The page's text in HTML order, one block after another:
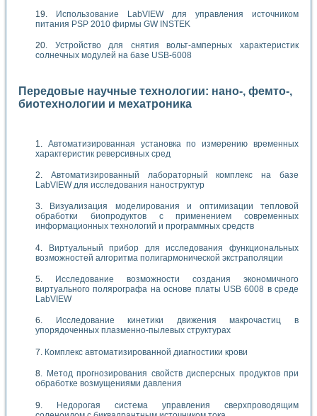
Использование LabVIEW для управления источником
питания PSP 2010 фирмы GW INSTEK
Устройство для снятия вольт-амперных характеристик
солнечных модулей на базе USB-6008
Передовые научные технологии: нано-, фемто-,
биотехнологии и мехатроника
Автоматизированная установка по измерению временных
характеристик реверсивных сред
Автоматизированный лабораторный комплекс на базе
LabVIEW для исследования наноструктур
Визуализация моделирования и оптимизации тепловой
обработки биопродуктов с применением современных
информационных технологий и программных средств
Виртуальный прибор для исследования функциональных
возможностей алгоритма полигармонической экстраполяции
Исследование возможности создания экономичного
виртуального полярографа на основе платы USB 6008 в среде
LabVIEW
Исследование кинетики движения макрочастиц в
упорядоченных плазменно-пылевых структурах
Комплекс автоматизированной диагностики крови
Метод прогнозирования свойств дисперсных продуктов при
обработке возмущениями давления
Недорогая система управления сверхпроводящим